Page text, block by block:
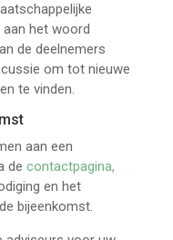
het woord
de deelnemers
om tot nieuwe
te vinden.
aan een
de contactpagina,
en het
bijeenkomst.